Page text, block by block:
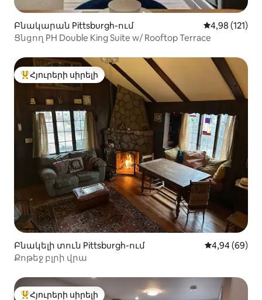
Բնակարան Pittsburgh-ում Միջին
4,98 (121)
Ցնցող PH Double King Suite w/ Rooftop Terrace
Հյուրերի սիրելի լավագույն տները
Հյուրերի սիրելի
Բնակելի տուն Pittsburgh-ում Միջին
4,94 (69)
Քոթեջ բլրի վրա
Հյուրերի սիրելի